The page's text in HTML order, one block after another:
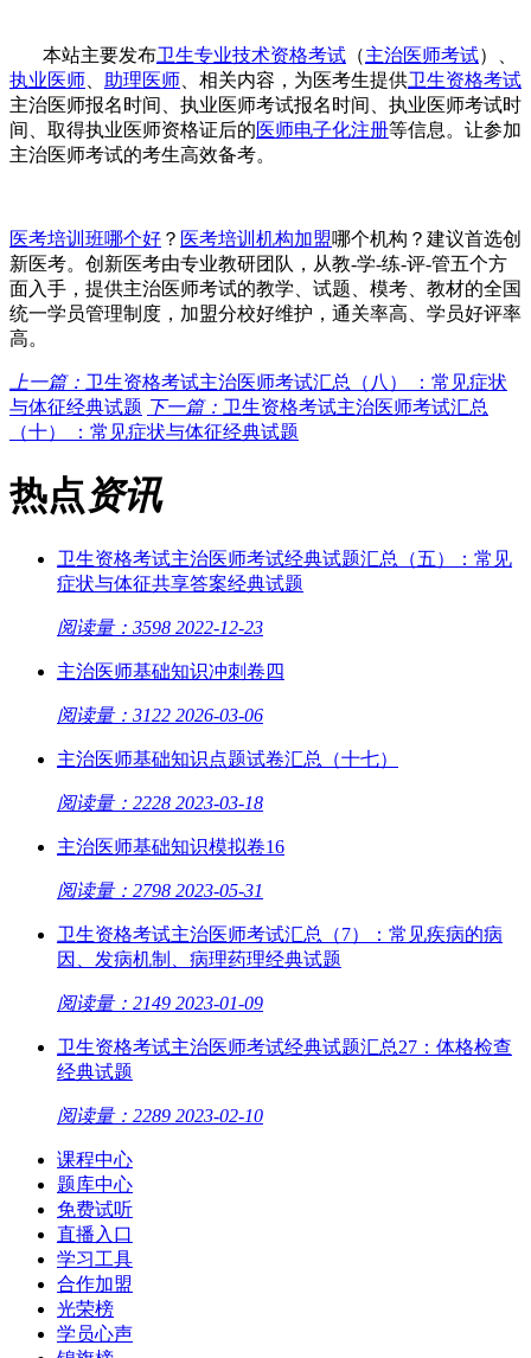
本站主要发布卫生专业技术资格考试 （主治医师考试）、
执业医师
助理医师 、相关内容，为医考生提供卫生资格考试
主治医师报名时间、 执业医师考试报名时间、 执业医师考试时
间
取得执业医师资格证后的医师电子化注册等信息。让参加
主治医师考试的考生高效备考。
医考培训班哪个好 ？ 医考培训机构加盟哪个机构？建议首选创
新医考。创新医考由专业教研团队，从教-学-练-评-管五个方
面入手，提供主治医师考试的教学、试题、模考、教材的全国
统一学员管理制度，加盟分校好维护，通关率高、学员好评率
高。
上一篇： 卫生资格考试主治医师考试汇总（八） ：常见症状
与体征经典试题 下一篇： 卫生资格考试主治医师考试汇总
（十） ：常见症状与体征经典试题
热点资讯
卫生资格考试主治医师考试经典试题汇总（五）：常见
症状与体征共享答案经典试题
阅读量：3598 2022-12-23
主治医师基础知识冲刺卷四
阅读量：3122 2026-03-06
主治医师基础知识点题试卷汇总（十七）
阅读量：2228 2023-03-18
主治医师基础知识模拟卷16
阅读量：2798 2023-05-31
卫生资格考试主治医师考试汇总（7）：常见疾病的病
因、发病机制、病理药理经典试题
阅读量：2149 2023-01-09
卫生资格考试主治医师考试经典试题汇总27：体格检查
经典试题
阅读量：2289 2023-02-10
课程中心
题库中心
免费试听
直播入口
学习工具
合作加盟
光荣榜
学员心声